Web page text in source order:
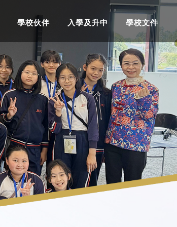
學校伙伴 入學及升中 學校文件